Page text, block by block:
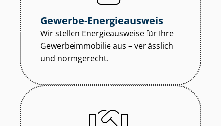
Gewerbe-Energieausweis
Wir stellen Energieausweise für Ihre
Ge­wer­be­im­mo­bi­lie aus – verlässlich
und normgerecht.